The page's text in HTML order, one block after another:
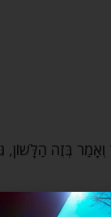
בְּזֶה הַלָּשׁוֹן,